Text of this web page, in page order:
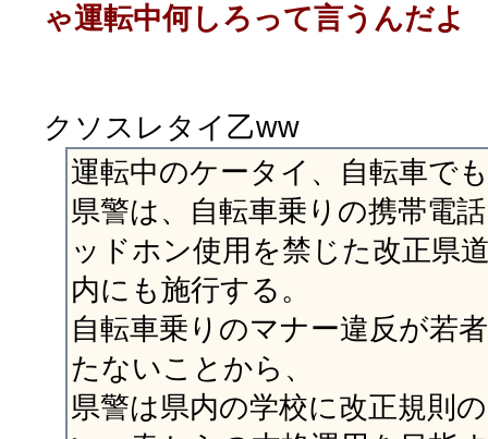
ゃ運転中何しろって言うんだよ
クソスレタイ乙ww
運転中のケータイ、自転車で
県警は、自転車乗りの携帯電
ッドホン使用を禁じた改正県
内にも施行する。
自転車乗りのマナー違反が若
たないことから、
県警は県内の学校に改正規則